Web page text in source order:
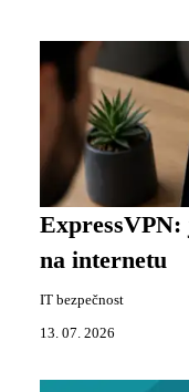
na internetu
IT bezpečnost
13. 07. 2026